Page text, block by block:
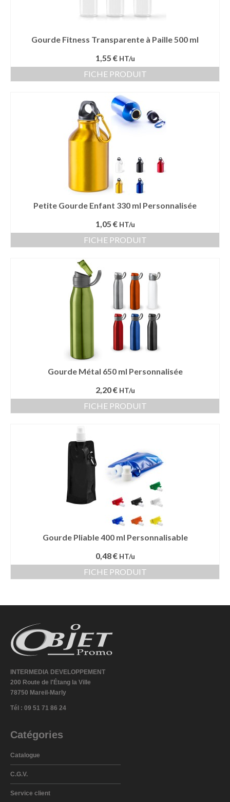
Vêtement Haute Visibilité
Contact
Gourde Fitness Transparente à Paille 500 ml
1,55 € HT/u
FICHE PRODUIT
Petite Gourde Enfant 330 ml Personnalisée
1,05 € HT/u
FICHE PRODUIT
Gourde Métal 650 ml Personnalisée
2,20 € HT/u
FICHE PRODUIT
Gourde Pliable 400 ml Personnalisable
0,48 € HT/u
FICHE PRODUIT
INTERMEDIA DEVELOPPEMENT
200 Route de l'Étang la Ville
78750 Mareil-Marly
Tél : 09 51 71 86 24
Catégories
Catalogue
C.G.V.
Service client